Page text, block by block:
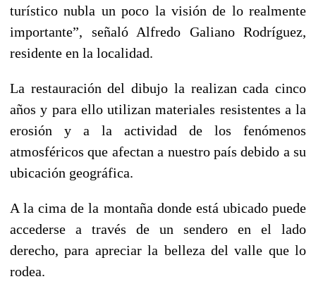
turístico nubla un poco la visión de lo realmente
importante”, señaló Alfredo Galiano Rodríguez,
residente en la localidad.
La restauración del dibujo la realizan cada cinco
años y para ello utilizan materiales resistentes a la
erosión y a la actividad de los fenómenos
atmosféricos que afectan a nuestro país debido a su
ubicación geográfica.
A la cima de la montaña donde está ubicado puede
accederse a través de un sendero en el lado
derecho, para apreciar la belleza del valle que lo
rodea.